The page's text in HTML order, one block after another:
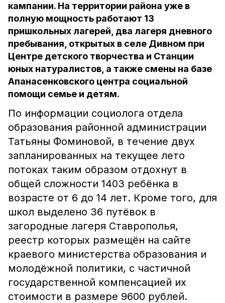
кампании. На территории района уже в
полную мощность работают 13
пришкольных лагерей, два лагеря дневного
пребывания, открытых в селе Дивном при
Центре детского творчества и Станции
юных натуралистов, а также смены на базе
Апанасенковского центра социальной
помощи семье и детям.
По информации социолога отдела
образования районной администрации
Татьяны Фоминовой, в течение двух
запланированных на текущее лето
потоках таким образом отдохнут в
общей сложности 1403 ребёнка в
возрасте от 6 до 14 лет. Кроме того, для
школ выделено 36 путёвок в
загородные лагеря Ставрополья,
реестр которых размещён на сайте
краевого министерства образования и
молодёжной политики, с частичной
государственной компенсацией их
стоимости в размере 9600 рублей.